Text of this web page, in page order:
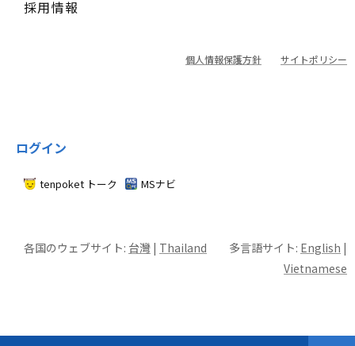
採用情報
個人情報保護方針 サイトポリシー
ログイン
tenpoket トーク MSナビ
各国のウェブサイト: 台灣 | Thailand 多言語サイト: English |
Vietnamese